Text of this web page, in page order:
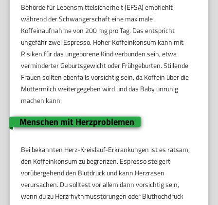
Behörde für Lebensmittelsicherheit (EFSA) empfiehlt
während der Schwangerschaft eine maximale
Koffeinaufnahme von 200 mg pro Tag. Das entspricht
ungefähr zwei Espresso. Hoher Koffeinkonsum kann mit
Risiken für das ungeborene Kind verbunden sein, etwa
verminderter Geburtsgewicht oder Frühgeburten. Stillende
Frauen sollten ebenfalls vorsichtig sein, da Koffein über die
Muttermilch weitergegeben wird und das Baby unruhig
machen kann.
Menschen mit Herzproblemen
Bei bekannten Herz-Kreislauf-Erkrankungen ist es ratsam,
den Koffeinkonsum zu begrenzen. Espresso steigert
vorübergehend den Blutdruck und kann Herzrasen
verursachen. Du solltest vor allem dann vorsichtig sein,
wenn du zu Herzrhythmusstörungen oder Bluthochdruck